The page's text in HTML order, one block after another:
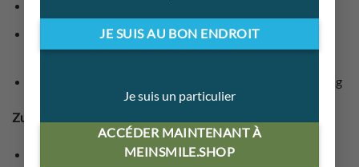
JE SUIS AU BON ENDROIT
Je suis un particulier
ACCÉDER MAINTENANT À
MEINSMILE.SHOP
einfaches Einlegen in einen p.i.c.®-container und
bequemes Entnehmen
Stapeln der Trays und somit sehr platzsparende Lagerung
Zubehör wie Bolzen und Lagerstege:
flexible Gestaltung für unterschiedliche